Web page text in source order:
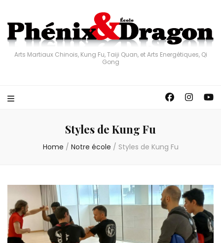
Arts Martiaux Chinois, Kung Fu, Taiji Quan, et Arts Energétiques, Qi
Gong
Styles de Kung Fu
Home / Notre école / Styles de Kung Fu